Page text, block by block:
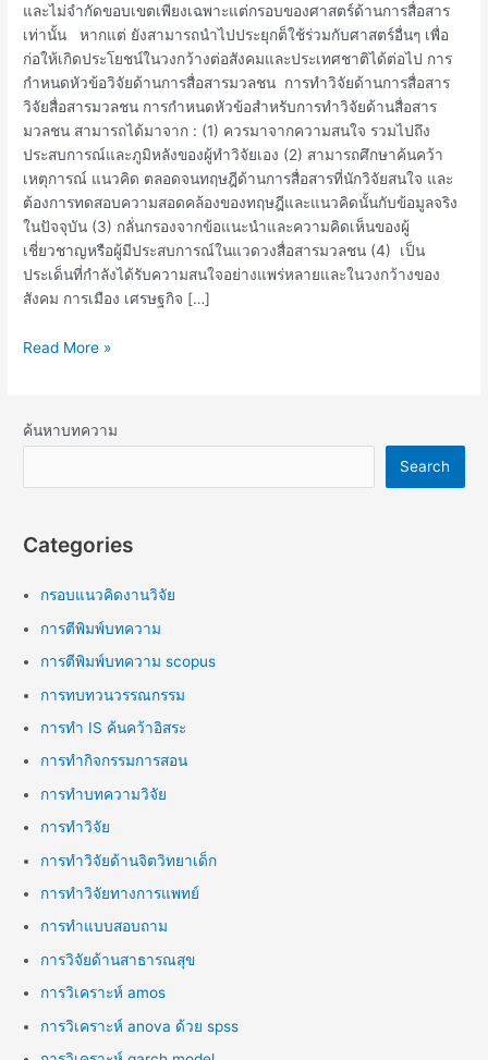
และไม่จำกัดขอบเขตเพียงเฉพาะแต่กรอบของศาสตร์ด้านการสื่อสาร
เท่านั้น หากแต่ ยังสามารถนำไปประยุกต็ใช้ร่วมกับศาสตร์อื่นๆ เพื่อ
ก่อให้เกิดประโยชน์ในวงกว้างต่อสังคมและประเทศชาติได้ต่อไป การ
กำหนดหัวข้อวิจัยด้านการสื่อสารมวลชน การทำวิจัยด้านการสื่อสาร
วิจัยสื่อสารมวลชน การกำหนดหัวข้อสำหรับการทำวิจัยด้านสื่อสาร
มวลชน สามารถได้มาจาก : (1) ควรมาจากความสนใจ รวมไปถึง
ประสบการณ์และภูมิหลังของผู้ทำวิจัยเอง (2) สามารถศึกษาค้นคว้า
เหตุการณ์ แนวคิด ตลอดจนทฤษฎีด้านการสื่อสารที่นักวิจัยสนใจ และ
ต้องการทดสอบความสอดคล้องของทฤษฎีและแนวคิดนั้นกับข้อมูลจริง
ในปัจจุบัน (3) กลั่นกรองจากข้อแนะนำและความคิดเห็นของผู้
เชี่ยวชาญหรือผู้มีประสบการณ์ในแวดวงสื่อสารมวลชน (4) เป็น
ประเด็นที่กำลังได้รับความสนใจอย่างแพร่หลายและในวงกว้างของ
สังคม การเมือง เศรษฐกิจ […]
Read More »
ค้นหาบทความ
Search
Categories
กรอบแนวคิดงานวิจัย
การตีพิมพ์บทความ
การตีพิมพ์บทความ scopus
การทบทวนวรรณกรรม
การทำ IS ค้นคว้าอิสระ
การทำกิจกรรมการสอน
การทำบทความวิจัย
การทำวิจัย
การทำวิจัยด้านจิตวิทยาเด็ก
การทำวิจัยทางการแพทย์
การทำแบบสอบถาม
การวิจัยด้านสาธารณสุข
การวิเคราะห์ amos
การวิเคราะห์ anova ด้วย spss